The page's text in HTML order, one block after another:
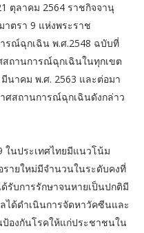
ตุลาคม 2564 ราชกิจจานุ
าตรา 9 แห่งพระราช
รณ์ฉุกเฉิน พ.ศ.2548 ฉบับที่
สถานการณ์ฉุกเฉินในทุกเขต
นาคม พ.ศ. 2563 และต่อมา
ศสถานการณ์ฉุกเฉินดังกล่าว
ในประเทศไทยมีแนวโน้ม
ายใหม่มีจำนวนในระดับคงที่
รับการรักษาจนหายเป็นปกติมี
ได้ดำเนินการจัดหาวัคซีนและ
องกันโรคให้แก่ประชาชนใน